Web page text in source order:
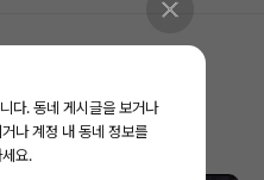
다. 동네 게시글을 보거나
나 계정 내 동네 정보를
요.